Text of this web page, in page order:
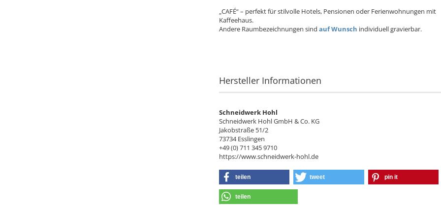
„CAFÉ“ – perfekt für stilvolle Hotels, Pensionen oder Ferienwohnungen mit
Kaffeehaus.
Andere Raumbezeichnungen sind auf Wunsch individuell gravierbar.
Hersteller Informationen
Schneidwerk Hohl
Schneidwerk Hohl GmbH & Co. KG
Jakobstraße 51/2
73734 Esslingen
+49 (0) 711 345 9710
https://www.schneidwerk-hohl.de
teilen tweet pin it
teilen